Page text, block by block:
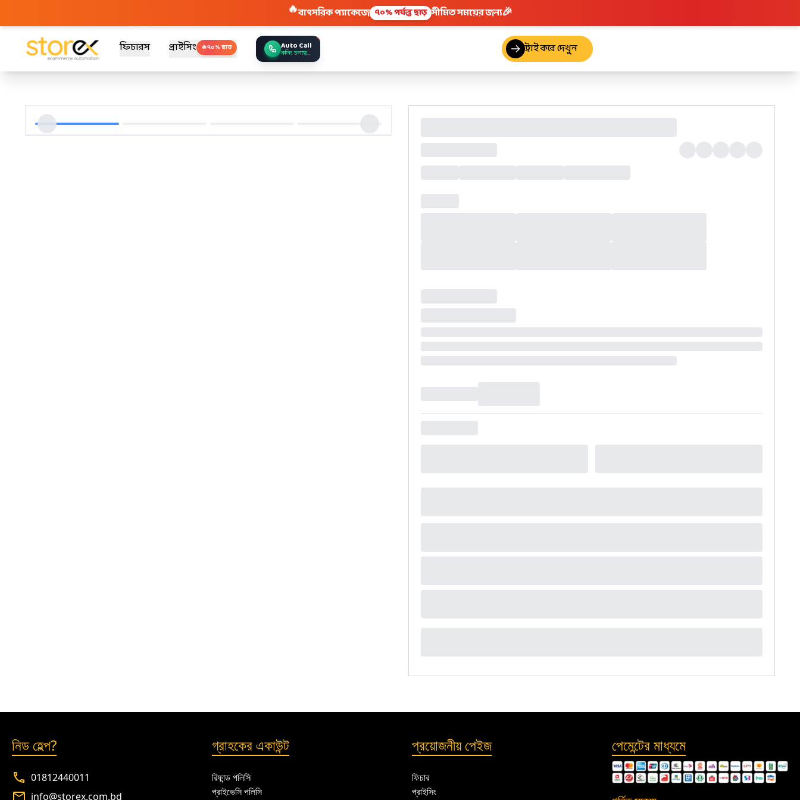
🔥বাৎসরিক প্যাকেজে ৭০% পর্যন্ত ছাড় সীমিত সময়ের জন্য🎉
ফিচারস প্রাইসিং 🔥৭০% ছাড় Auto Call
কলিং চলছে... ট্রাই করে দেখুন
নিড হেল্প?
01812440011
info@storex.com.bd
গ্রাহকের একাউন্ট
রিফান্ড পলিসি
প্রাইভেসি পলিসি
প্রয়োজনীয় পেইজ
ফিচার
প্রাইসিং
পেমেন্টের মাধ্যমে